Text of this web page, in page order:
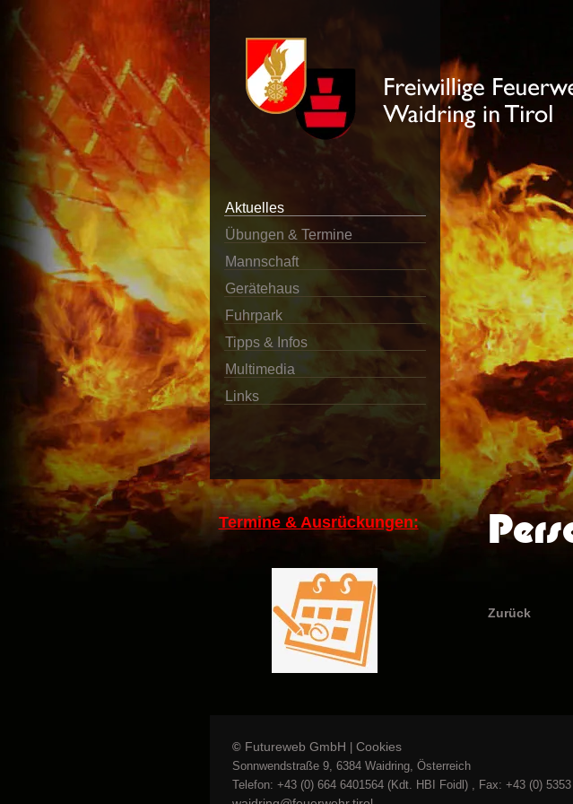
Aktuelles
Übungen & Termine
Mannschaft
Gerätehaus
Fuhrpark
Tipps & Infos
Multimedia
Links
Termine & Ausrückungen:
Zurück
© Futureweb GmbH | Cookies
Sonnwendstraße 9, 6384 Waidring, Österreich
Telefon: +43 (0) 664 6401564 (Kdt. HBI Foidl) , Fax: +43 (0)